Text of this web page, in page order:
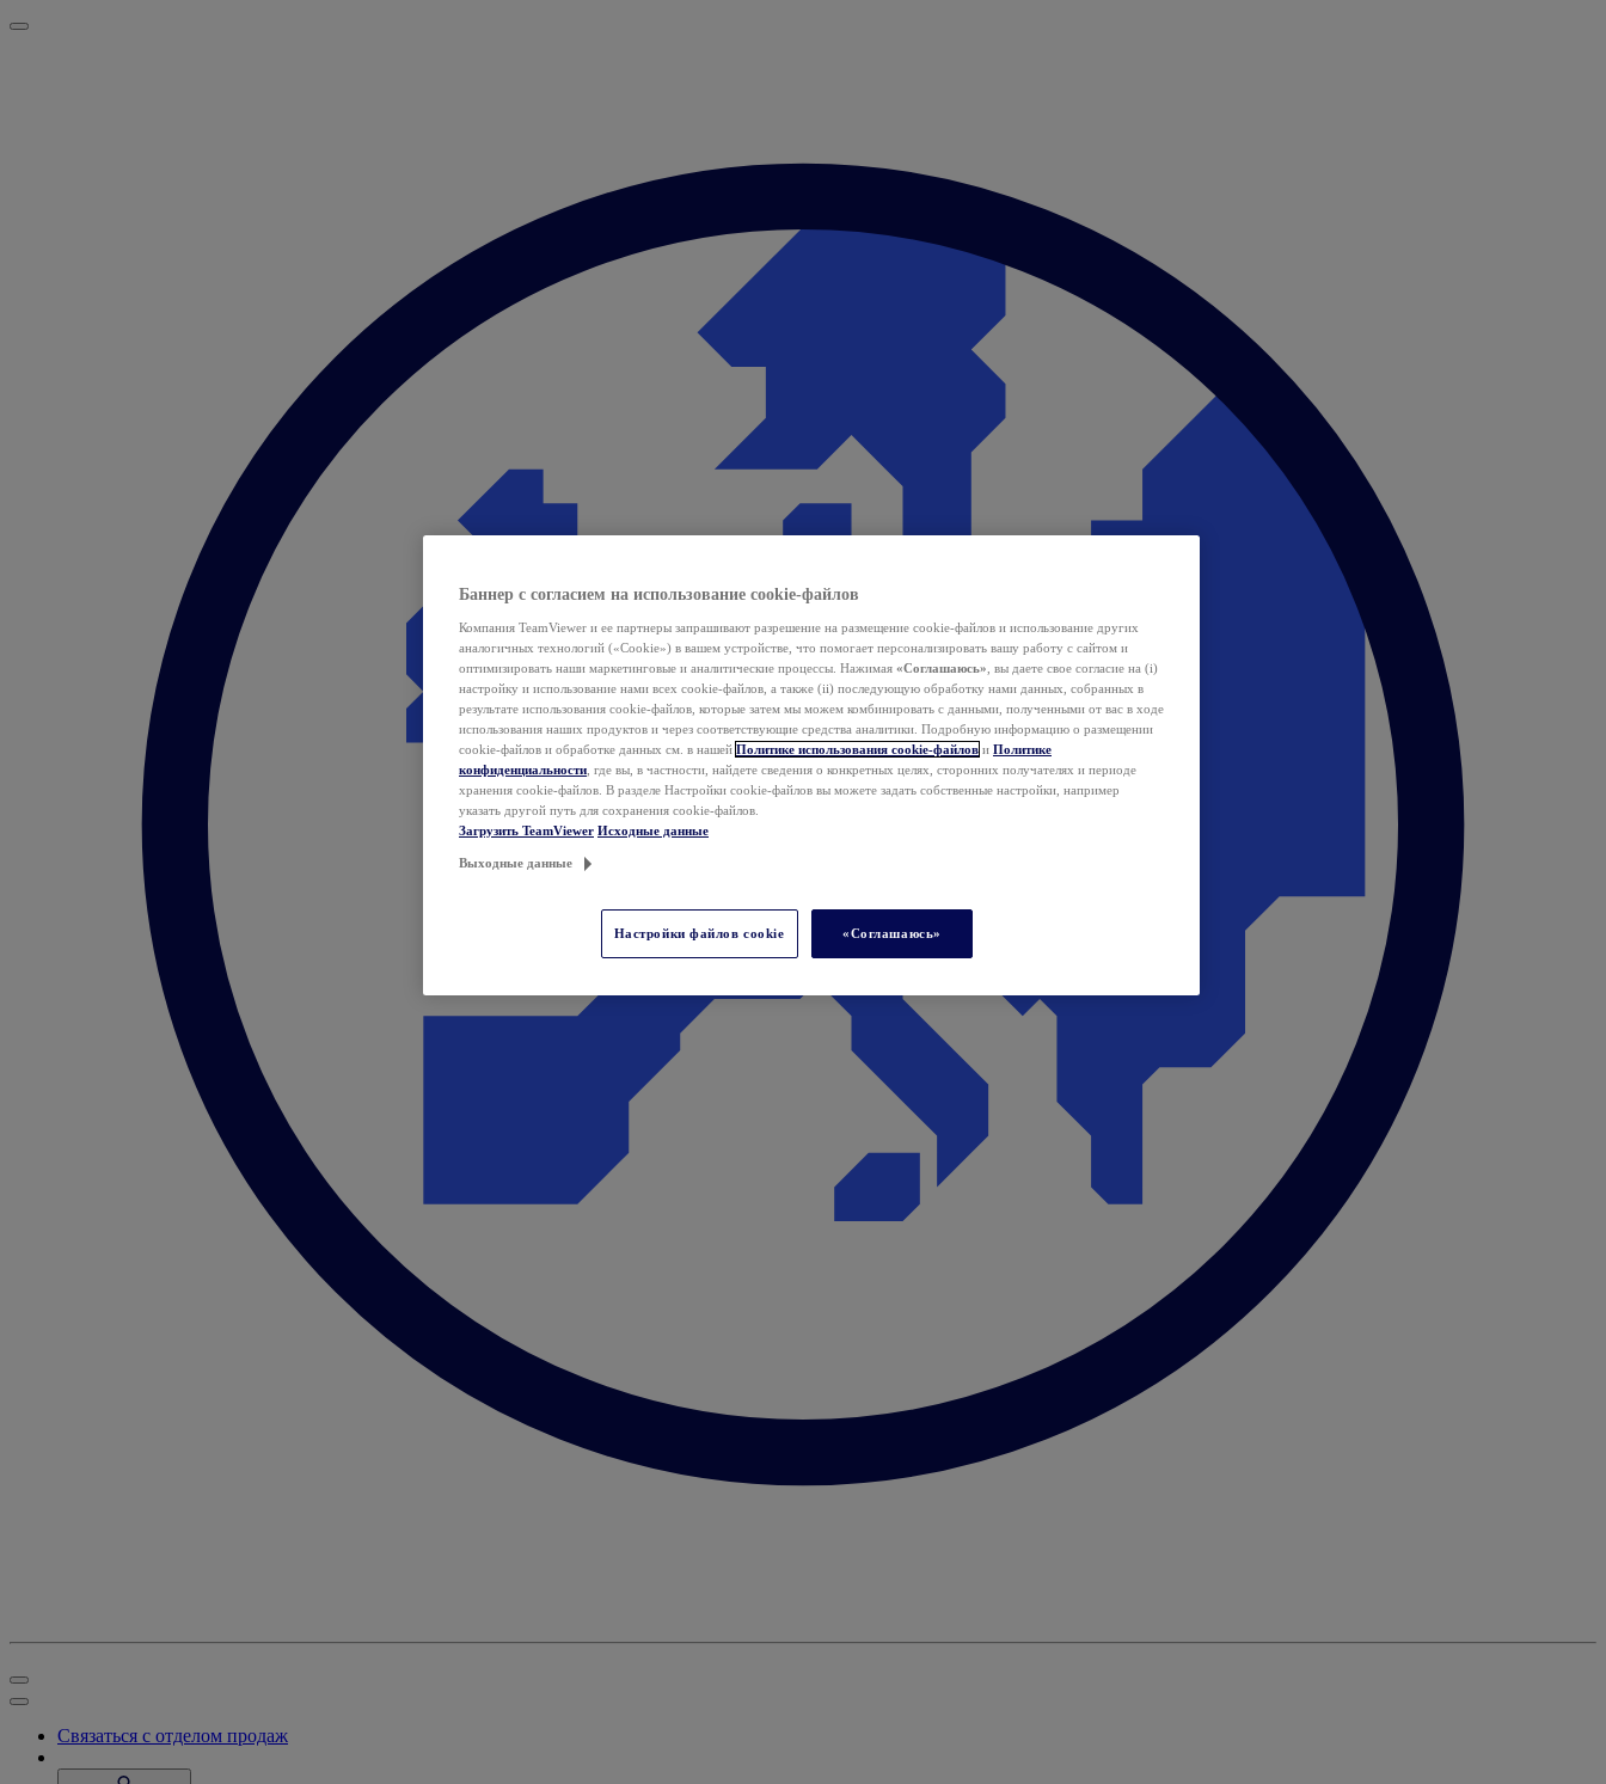
Связаться с отделом продаж
Баннер с согласием на использование cookie-файлов
Компания TeamViewer и ее партнеры запрашивают разрешение на размещение cookie-файлов и использование других
аналогичных технологий («Cookie») в вашем устройстве, что помогает персонализировать вашу работу с сайтом и
оптимизировать наши маркетинговые и аналитические процессы. Нажимая «Соглашаюсь» , вы даете свое согласие на (i)
настройку и использование нами всех cookie-файлов, а также (ii) последующую обработку нами данных, собранных в
результате использования cookie-файлов, которые затем мы можем комбинировать с данными, полученными от вас в ходе
использования наших продуктов и через соответствующие средства аналитики. Подробную информацию о размещении
cookie-файлов и обработке данных см. в нашей Политике использования cookie-файлов и Политике
конфиденциальности , где вы, в частности, найдете сведения о конкретных целях, сторонних получателях и периоде
хранения cookie-файлов. В разделе Настройки cookie-файлов вы можете задать собственные настройки, например
указать другой путь для сохранения cookie-файлов.
Загрузить TeamViewer Исходные данные
Выходные данные
Настройки файлов cookie «Соглашаюсь»